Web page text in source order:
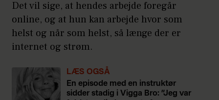
Det vil sige, at hendes arbejde foregår
online, og at hun kan arbejde hvor som
helst og når som helst, så længe der er
internet og strøm.
LÆS OGSÅ
En episode med en instruktør
sidder stadig i Vigga Bro: ”Jeg var